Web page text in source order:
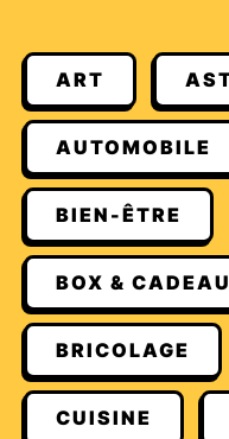
ART
AUTOMOBILE
BIEN-ÊTRE
BOX &
BRICOLAGE
CUISINE